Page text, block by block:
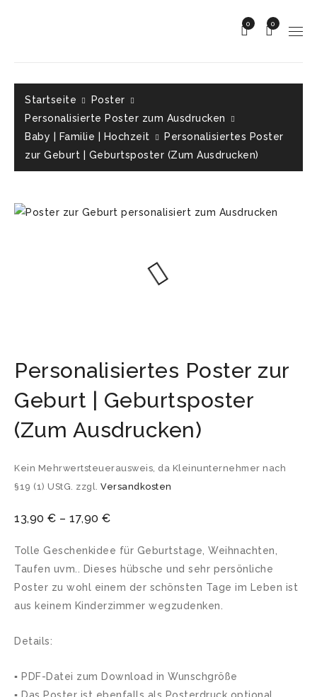
0
0
Startseite
Poster
Personalisierte Poster zum Ausdrucken
Baby | Familie | Hochzeit
Personalisiertes Poster
zur Geburt | Geburtsposter (Zum Ausdrucken)
Personalisiertes Poster zur
Geburt | Geburtsposter
(Zum Ausdrucken)
Kein Mehrwertsteuerausweis, da Kleinunternehmer nach
§19 (1) UStG. zzgl. Versandkosten
13,90 € – 17,90 €
Tolle Geschenkidee für Geburtstage, Weihnachten,
Taufen uvm.. Dieses hübsche und sehr persönliche
Poster zu wohl einem der schönsten Tage im Leben ist
aus keinem Kinderzimmer wegzudenken.
Details:
▪ PDF-Datei zum Download in Wunschgröße